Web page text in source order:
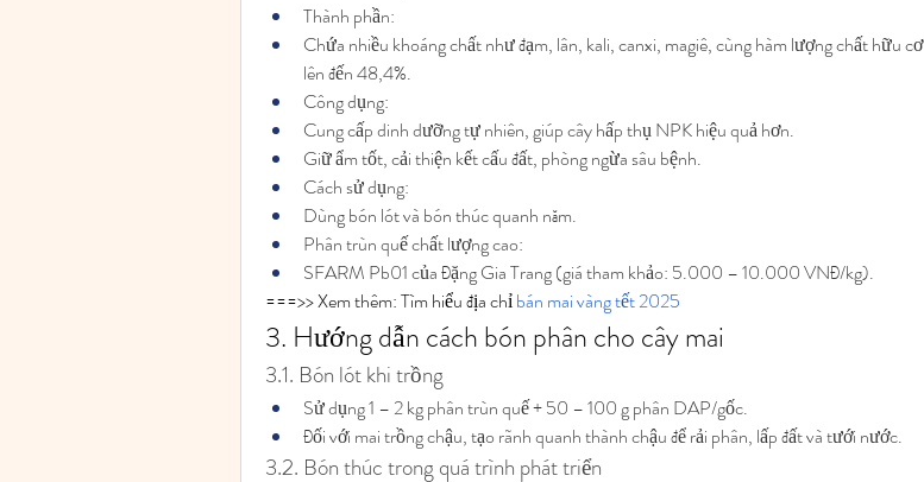
Thành phần:
Chứa nhiều khoáng chất như đạm, lân, kali, canxi, magiê, cùng hàm lượng chất hữu cơ
lên đến 48,4%.
Công dụng:
Cung cấp dinh dưỡng tự nhiên, giúp cây hấp thụ NPK hiệu quả hơn.
Giữ ẩm tốt, cải thiện kết cấu đất, phòng ngừa sâu bệnh.
Cách sử dụng:
Dùng bón lót và bón thúc quanh năm.
Phân trùn quế chất lượng cao:
SFARM Pb01 của Đặng Gia Trang (giá tham khảo: 5.000 – 10.000 VNĐ/kg).
===>> Xem thêm: Tìm hiểu địa chỉ bán mai vàng tết 2025
3. Hướng dẫn cách bón phân cho cây mai
3.1. Bón lót khi trồng
Sử dụng 1 – 2 kg phân trùn quế + 50 – 100 g phân DAP/gốc.
Đối với mai trồng chậu, tạo rãnh quanh thành chậu để rải phân, lấp đất và tưới nước.
3.2. Bón thúc trong quá trình phát triển